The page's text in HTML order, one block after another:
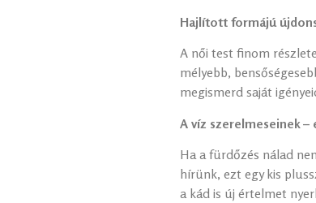
Hajlított formájú
A női test finom
mélyebb,
megismerd saját
A víz szerelmeseinek –
Ha a fürdőzés nálad
hírünk, ezt egy kis
a kád is új értelmet